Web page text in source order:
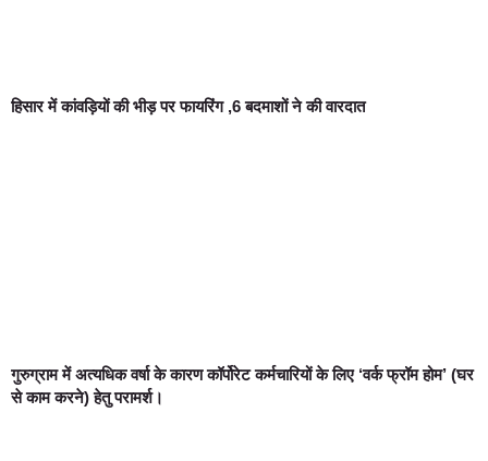
हिसार में कांवड़ियों की भीड़ पर फायरिंग ,6 बदमाशों ने की वारदात
गुरुग्राम में अत्यधिक वर्षा के कारण कॉर्पोरेट कर्मचारियों के लिए ‘वर्क फ्रॉम होम’ (घर
से काम करने) हेतु परामर्श।